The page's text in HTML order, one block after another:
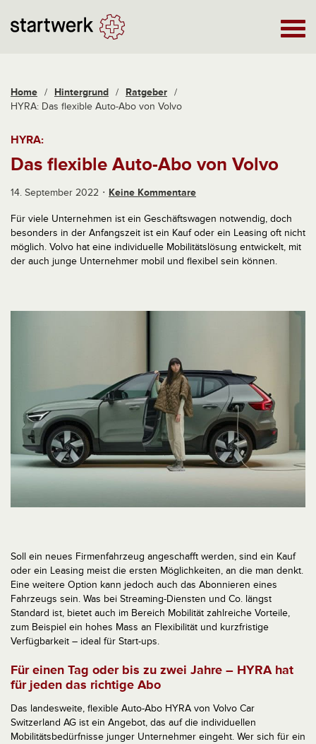
Home / Hintergrund / Ratgeber /
HYRA: Das flexible Auto-Abo von Volvo
HYRA:
Das flexible Auto-Abo von Volvo
14. September 2022 Keine Kommentare
Für viele Unternehmen ist ein Geschäftswagen notwendig, doch
besonders in der Anfangszeit ist ein Kauf oder ein Leasing oft nicht
möglich. Volvo hat eine individuelle Mobilitätslösung entwickelt, mit
der auch junge Unternehmer mobil und flexibel sein können.
Soll ein neues Firmenfahrzeug angeschafft werden, sind ein Kauf
oder ein Leasing meist die ersten Möglichkeiten, an die man denkt.
Eine weitere Option kann jedoch auch das Abonnieren eines
Fahrzeugs sein. Was bei Streaming-Diensten und Co. längst
Standard ist, bietet auch im Bereich Mobilität zahlreiche Vorteile,
zum Beispiel ein hohes Mass an Flexibilität und kurzfristige
Verfügbarkeit – ideal für Start-ups.
Für einen Tag oder bis zu zwei Jahre – HYRA hat
für jeden das richtige Abo
Das landesweite, flexible Auto-Abo HYRA von Volvo Car
Switzerland AG ist ein Angebot, das auf die individuellen
Mobilitätsbedürfnisse junger Unternehmer eingeht. Wer sich für ein